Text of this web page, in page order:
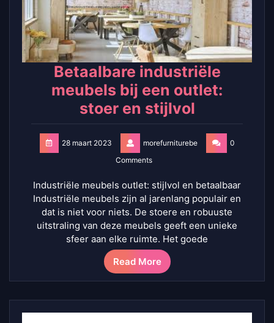
Betaalbare industriële
meubels bij een outlet:
stoer en stijlvol
28 maart 2023 morefurniturebe
0
Comments
Industriële meubels outlet: stijlvol en betaalbaar
Industriële meubels zijn al jarenlang populair en
dat is niet voor niets. De stoere en robuuste
uitstraling van deze meubels geeft een unieke
sfeer aan elke ruimte. Het goede
Read More